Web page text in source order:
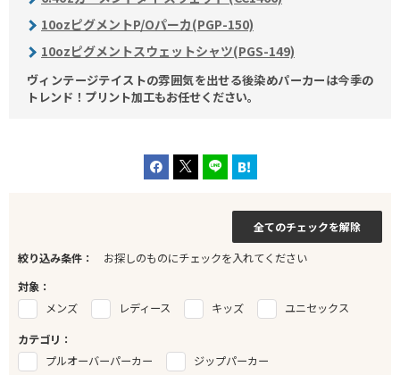
10ozピグメントP/Oパーカ(PGP-150)
10ozピグメントスウェットシャツ(PGS-149)
ヴィンテージテイストの雰囲気を出せる後染めパーカーは今季の
トレンド！プリント加工もお任せください。
全てのチェックを解除
絞り込み条件：
お探しのものにチェックを入れてください
対象：
メンズ
レディース キッズ
ユニセックス
カテゴリ：
プルオーバーパーカー
ジップパーカー